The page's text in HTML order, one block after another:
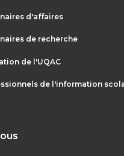
d'affaires
de recherche
de l'UQAC
de l'information